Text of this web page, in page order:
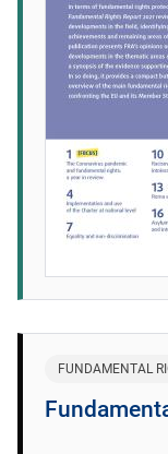
FUNDAMENTAL